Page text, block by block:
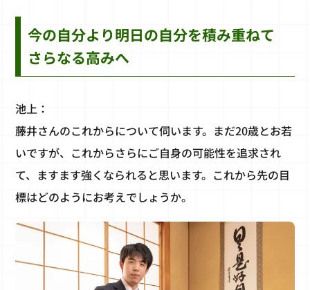
今の自分より明日の自分を積み重ねて
さらなる高みへ
池上：
藤井さんのこれからについて伺います。まだ20歳とお若
いですが、これからさらにご自身の可能性を追求され
て、ますます強くなられると思います。これから先の目
標はどのようにお考えでしょうか。